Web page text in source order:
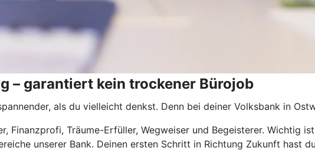
– garantiert kein trockener Bürojob
als du vielleicht denkst. Denn bei deiner Volksbank in
Finanzprofi, Träume-Erfüller, Wegweiser und Begeisterer. Wichtig
unserer Bank. Deinen ersten Schritt in Richtung Zukunft hast